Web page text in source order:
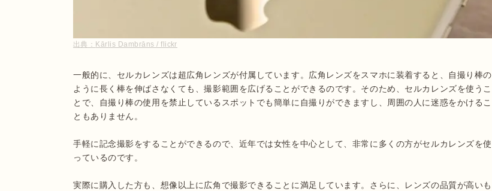
出典： Kārlis Dambrāns / flickr
一般的に、セルカレンズは超広角レンズが付属しています。広角レンズをスマホに装着すると、自撮り棒の
ように長く棒を伸ばさなくても、撮影範囲を広げることができるのです。そのため、セルカレンズを使うこ
とで、自撮り棒の使用を禁止しているスポットでも簡単に自撮りができますし、周囲の人に迷惑をかけるこ
ともありません。
手軽に記念撮影をすることができるので、近年では女性を中心として、非常に多くの方がセルカレンズを使
っているのです。
実際に購入した方も、想像以上に広角で撮影できることに満足しています。さらに、レンズの品質が高いも